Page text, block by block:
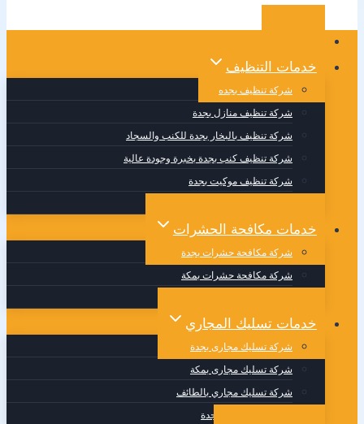
خدمات التنظيف
شركة تنظيف بجده
شركة تنظيف منازل بجدة
شركة تنظيف بالبخار بجدة للكنب والسجاد
شركة تنظيف كنب بجدة بخبرة وجودة عالية
شركة تنظيف موكيت بجدة
خدمات مكافحة الحشرات
شركة مكافحة حشرات بجدة
شركة مكافحة حشرات بمكة
خدمات تسليك المجاري
شركة تسليك مجارى بجدة
شركة تسليك مجارى بمكة
شركة تسليك مجاري بالطائف
وايت صرف صحي بجدة